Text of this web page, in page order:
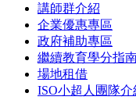
講師群介紹
企業優惠專區
政府補助專區
繼續教育學分指
場地租借
ISO小超人團隊介